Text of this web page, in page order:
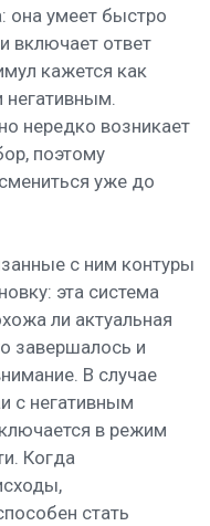
она умеет быстро
включает ответ
кажется как
нередко возникает
поэтому
уже до
с ним контуры
эта система
ли актуальная
завершалось и
В случае
с негативным
в режим
Когда
стать